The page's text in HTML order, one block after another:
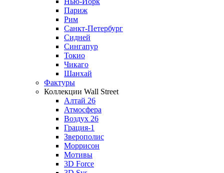
Париж
Рим
Санкт-Петербург
Сидней
Сингапур
Токио
Чикаго
Шанхай
Фактуры
Коллекции Wall Street
Алтай 26
Атмосфера
Воздух 26
Грация-1
Зверополис
Моррисон
Мотивы
3D Force